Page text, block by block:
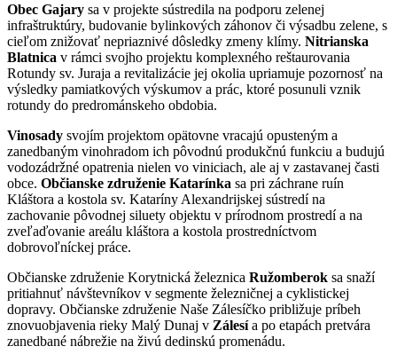
Obec Gajary sa v projekte sústredila na podporu zelenej
infraštruktúry, budovanie bylinkových záhonov či výsadbu zelene, s
cieľom znižovať nepriaznivé dôsledky zmeny klímy. Nitrianska
Blatnica v rámci svojho projektu komplexného reštaurovania
Rotundy sv. Juraja a revitalizácie jej okolia upriamuje pozornosť na
výsledky pamiatkových výskumov a prác, ktoré posunuli vznik
rotundy do predrománskeho obdobia.
Vinosady svojím projektom opätovne vracajú opusteným a
zanedbaným vinohradom ich pôvodnú produkčnú funkciu a budujú
vodozádržné opatrenia nielen vo viniciach, ale aj v zastavanej časti
obce. Občianske združenie Katarínka sa pri záchrane ruín
Kláštora a kostola sv. Kataríny Alexandrijskej sústredí na
zachovanie pôvodnej siluety objektu v prírodnom prostredí a na
zveľaďovanie areálu kláštora a kostola prostredníctvom
dobrovoľníckej práce.
Občianske združenie Korytnická železnica Ružomberok sa snaží
pritiahnuť návštevníkov v segmente železničnej a cyklistickej
dopravy. Občianske združenie Naše Zálesíčko približuje príbeh
znovuobjavenia rieky Malý Dunaj v Zálesía po etapách pretvára
zanedbané nábrežie na živú dedinskú promenádu.